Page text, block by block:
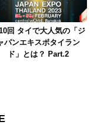
回 タイで大人気の「ジ
パンエキスポタイラン
ド」とは？ Part.2